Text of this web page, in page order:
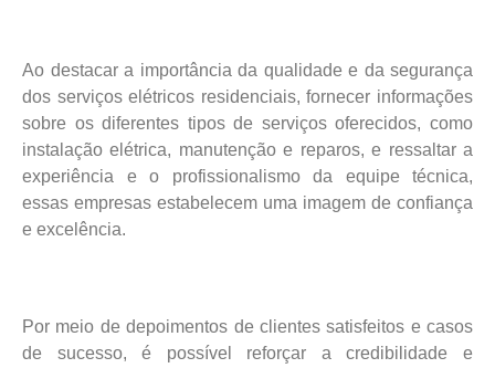
Ao destacar a importância da qualidade e da segurança
dos serviços elétricos residenciais, fornecer informações
sobre os diferentes tipos de serviços oferecidos, como
instalação elétrica, manutenção e reparos, e ressaltar a
experiência e o profissionalismo da equipe técnica,
essas empresas estabelecem uma imagem de confiança
e excelência.
Por meio de depoimentos de clientes satisfeitos e casos
de sucesso, é possível reforçar a credibilidade e